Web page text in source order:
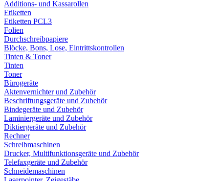
Additions- und Kassarollen
Etiketten
Etiketten PCL3
Folien
Durchschreibpapiere
Blöcke, Bons, Lose, Eintrittskontrollen
Tinten & Toner
Tinten
Toner
Bürogeräte
Aktenvernichter und Zubehör
Beschriftungsgeräte und Zubehör
Bindegeräte und Zubehör
Laminiergeräte und Zubehör
Diktiergeräte und Zubehör
Rechner
Schreibmaschinen
Drucker, Multifunktionsgeräte und Zubehör
Telefaxgeräte und Zubehör
Schneidemaschinen